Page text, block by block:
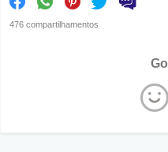
476 compartilhamentos